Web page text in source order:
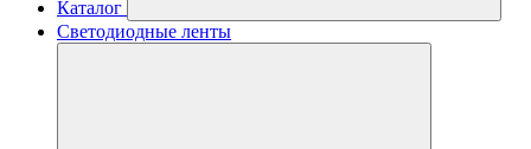
Каталог
Светодиодные ленты